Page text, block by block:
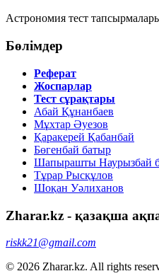
Астрономия тест
Бөлімдер
Реферат
Жоспарлар
Тест сұрақтары
Абай Құнанбаев
Мұхтар Әуезов
Қаракерей Қабанбай
Бөгенбай батыр
Шапырашты Наурызбай
Тұрар Рысқұлов
Шоқан Уәлиханов
Zharar.kz - қазақша
riskk21@gmail.com
© 2026 Zharar.kz. All rights